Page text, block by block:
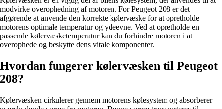
modvirke overophedning af motoren. For Peugeot 208 er det
afgørende at anvende den korrekte kølervæske for at opretholde
motorens optimale temperatur og ydeevne. Ved at opretholde en
passende kølervæsketemperatur kan du forhindre motoren i at
overophede og beskytte dens vitale komponenter.
Hvordan fungerer kølervæsken til Peugeot
208?
Kølervæsken cirkulerer gennem motorens kølesystem og absorberer